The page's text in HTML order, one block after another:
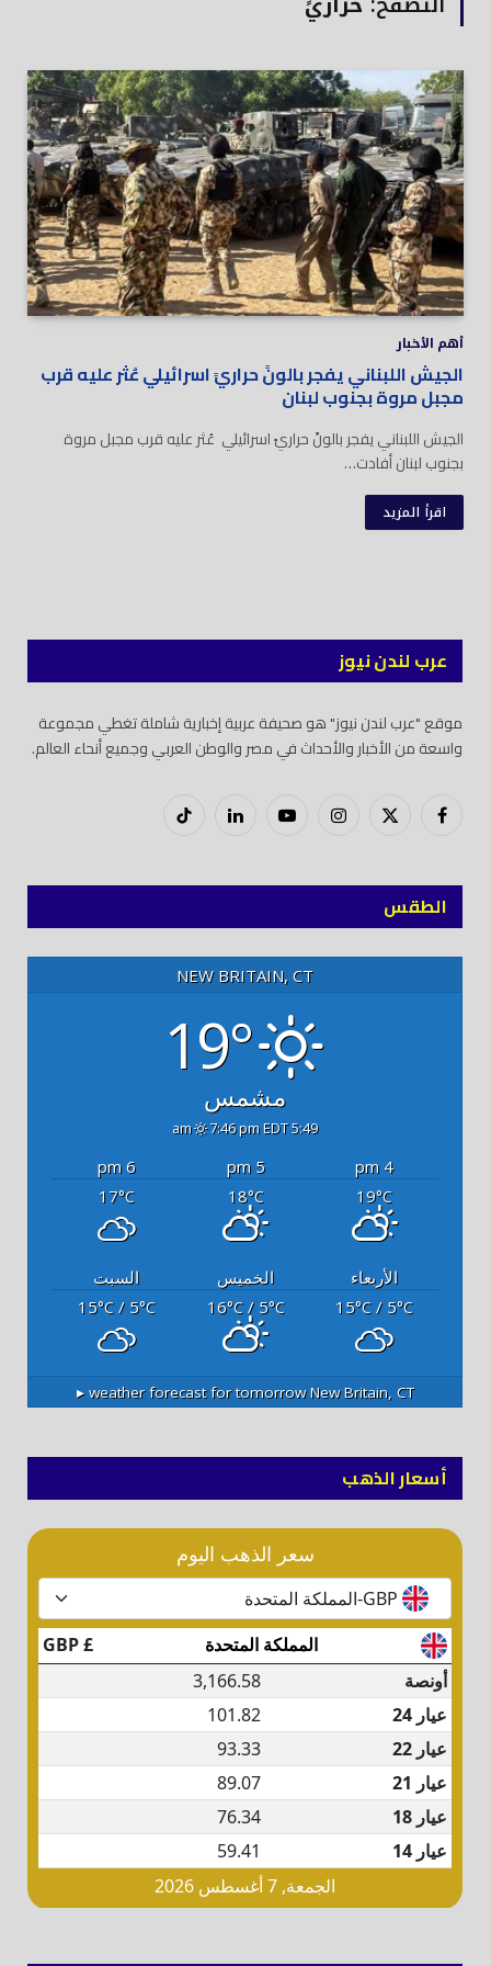
أهم الأخبار
الجيش اللبناني يفجر بالونً حراريً اسرائيلي عُثر عليه قرب
مجبل مروة بجنوب لبنان
الجيش اللبناني يفجر بالونً حراريً اسرائيلي عُثر عليه قرب مجبل مروة
بجنوب لبنان أفادت…
اقرأ المزيد
عرب لندن نيوز
موقع "عرب لندن نيوز" هو صحيفة عربية إخبارية شاملة تغطي مجموعة
واسعة من الأخبار والأحداث في مصر والوطن العربي وجميع أنحاء العالم.
فيسبوكX
إنستغراميوتيوب لينكدود
تيك
الطقس
NEW BRITAIN, CT
19°
مشمس
5:49 am
7:46 pm EDT
4 pm
5 pm
6 pm
19°C
18°C
17°C
الأربعاء الخميس
السبت
15°C / 5°C
16°C/ 5°C
15°C/ 5°C
New Britain, CT
weather forecast for tomorrow ▸
أسعار الذهب